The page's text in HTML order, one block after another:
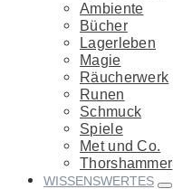
Ambiente
Bücher
Lagerleben
Magie
Räucherwerk
Runen
Schmuck
Spiele
Met und Co.
Thorshammer
WISSENSWERTES